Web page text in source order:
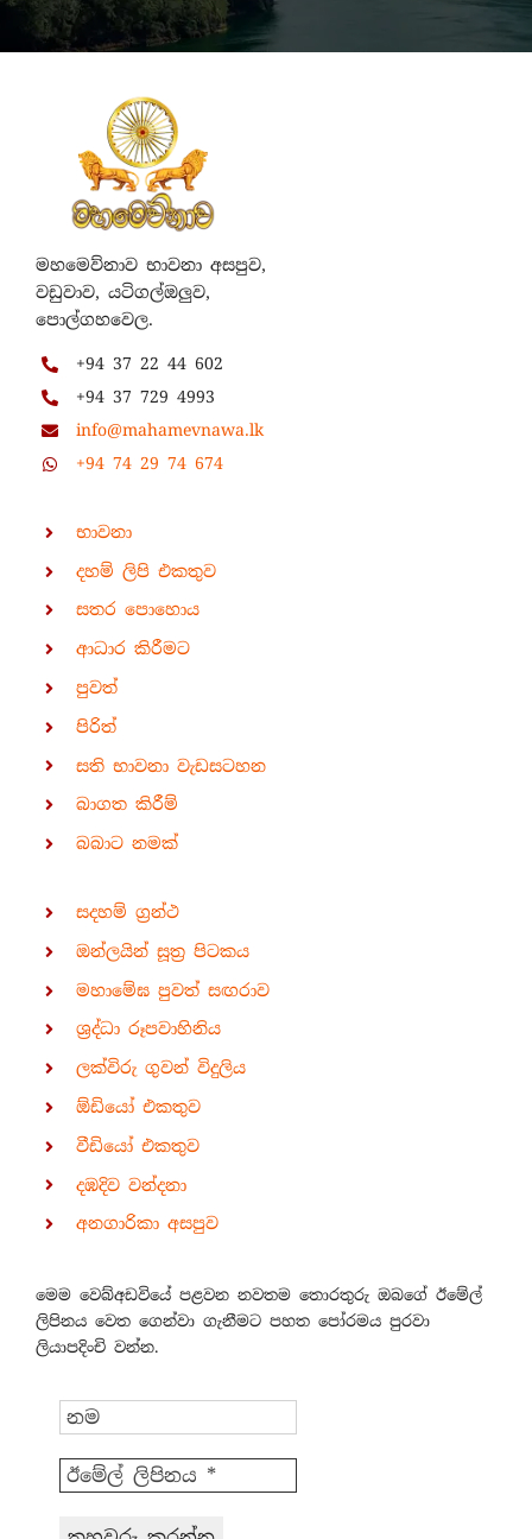
මහමෙව්නාව භාවනා අසපුව,
වඩුවාව, යටිගල්ඔලුව,
පොල්ගහවෙල.
+94 37 22 44 602
+94 37 729 4993
info@mahamevnawa.lk
+94 74 29 74 674
භාවනා
දහම් ලිපි එකතුව
සතර පොහොය
ආධාර කිරීමට
පුවත්
පිරිත්
සති භාවනා වැඩසටහන
බාගත කිරීම්
බබාට නමක්
සදහම් ග්‍රන්ථ
ඔන්ලයින් සූත්‍ර පිටකය
මහාමේඝ පුවත් සඟරාව
ශ්‍රද්ධා රූපවාහිනිය
ලක්විරු ගුවන් විදුලිය
ඕඩියෝ එකතුව
වීඩියෝ එකතුව
දඹදිව වන්දනා
අනගාරිකා අසපුව
මෙම වෙබ්අඩවියේ පළවන නවතම තොරතුරු ඔබගේ ඊමේල්
ලිපිනය වෙත ගෙන්වා ගැනීමට පහත පෝරමය පුරවා
ලියාපදිංචි වන්න.